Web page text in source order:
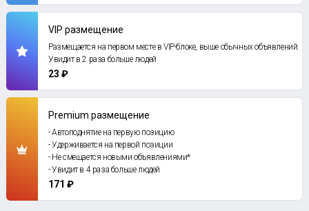
VIP размещение
Размещается на первом месте в VIP-блоке, выше обычных объявлений.
Увидит в 2 раза больше людей
23 ₽
Premium размещение
- Автоподнятие на первую позицию
- Удерживается на первой позиции
- Не смещается новыми объявлениями*
- Увидит в 4 раза больше людей
171 ₽